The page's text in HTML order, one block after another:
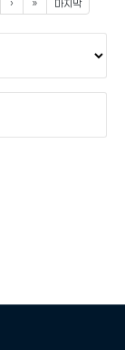
› » 마지막